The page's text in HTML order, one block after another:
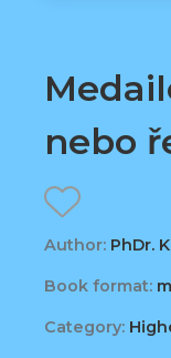
nebo
Author: PhDr.
Book format:
Category: